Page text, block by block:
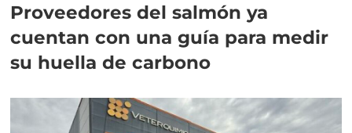
Proveedores del salmón ya
cuentan con una guía para medir
su huella de carbono